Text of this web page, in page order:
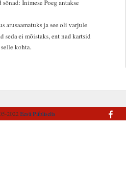
sõnad: Inimese Poeg antakse
arusaamatuks ja see oli varjule
seda ei mõistaks, ent nad kartsid
kohta.
2022Eesti Piibliselts